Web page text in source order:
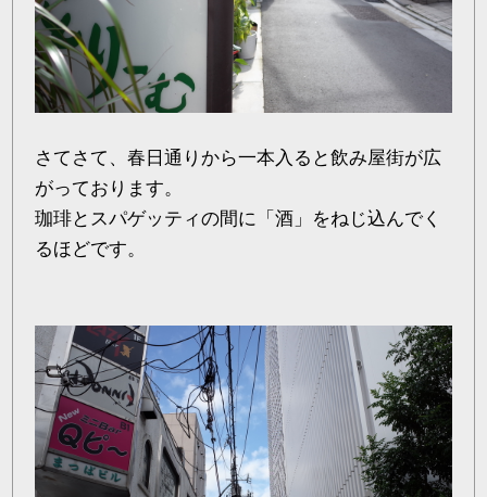
さてさて、春日通りから一本入ると飲み屋街が広
がっております。
珈琲とスパゲッティの間に「酒」をねじ込んでく
るほどです。